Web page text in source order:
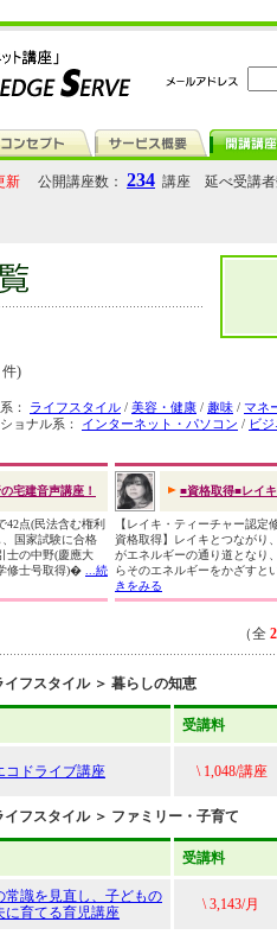
新 公開講座数： 234 講座 延べ受講
件)
： ライフスタイル / 美容・健康 / 趣味 / マネ
ョナル系： インターネット・パソコン / ビ
宅建音声講座！
42点(民法含む権利
、国家試験に合格
士の中野(慶應大
修士号取得)�
...続
■資格取得■レイ
【レイキ・ティーチャー認定
資格取得】レイキとつながり
がエネルギーの通り道となり
らそのエネルギーをかざすと
きをみる
（全
イフスタイル ＞ 暮らしの知恵
受講料
コドライブ講座 \ 1,048/講座
イフスタイル ＞ ファミリー・子育て
受講料
常識を見直し、子どもの
に育てる育児講座
\ 3,143/月